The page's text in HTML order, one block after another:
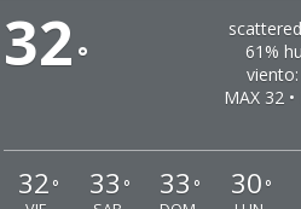
32 °
61%
MAX 32
32 ° 33 ° 33 ° 30 °